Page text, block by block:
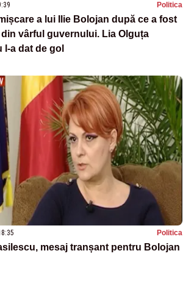
Politica
a lui Ilie Bolojan după ce a fost
vârful guvernului. Lia Olguța
l-a dat de gol
Politica
mesaj tranșant pentru Bolojan